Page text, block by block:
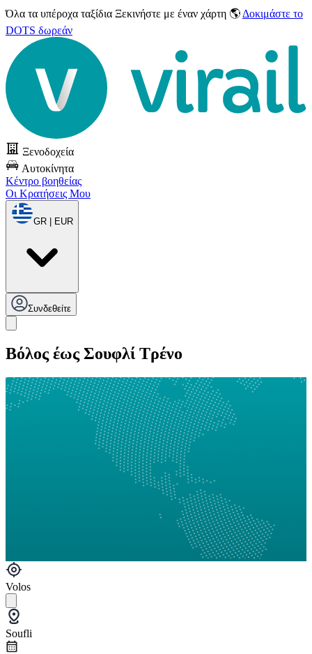
Όλα τα υπέροχα ταξίδια Ξεκινήστε με έναν χάρτη 🌎 Δοκιμάστε το
DOTS δωρεάν
Ξενοδοχεία
Αυτοκίνητα
Κέντρο βοηθείας
Οι Κρατήσεις Μου
GR | EUR
Συνδεθείτε
Βόλος έως Σουφλί Τρένο
Volos
Soufli